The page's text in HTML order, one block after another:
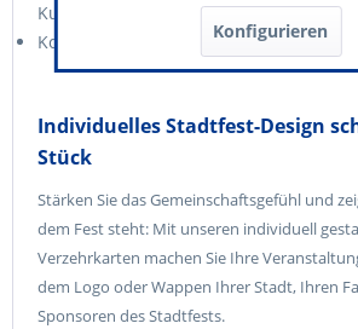
Kugelschreiber
Kostenloser Versand innerhalb
Individuelles Stadtfest-Design
Stück
Stärken Sie das Gemeinschaftsgefühl und
dem Fest steht: Mit unseren individuell
Verzehrkarten machen Sie Ihre
dem Logo oder Wappen Ihrer Stadt, Ihren
Sponsoren des Stadtfests.
Konfigurieren